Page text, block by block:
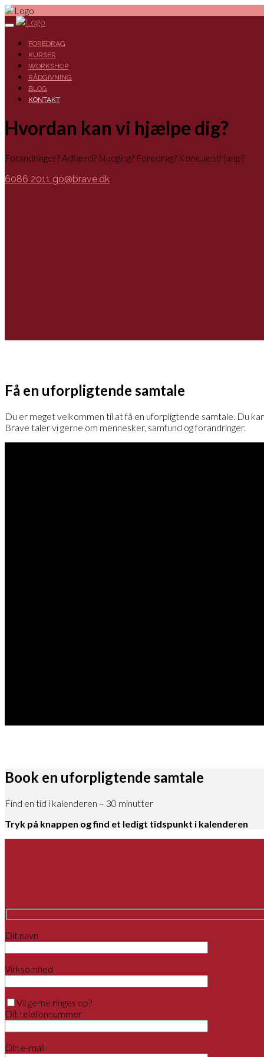
FOREDRAG
KURSER
WORKSHOP
RÅDGIVNING
BLOG
KONTAKT
Hvordan kan vi hjælpe dig?
Forandringer? Adfærd? Nudging? Foredrag? Konsulenthjælp?
6086 2011 go@brave.dk
Få en uforpligtende samtale
Du er meget velkommen til at få en uforpligtende samtale. Du
Brave taler vi gerne om mennesker, samfund og forandringer.
Book en uforpligtende samtale
Find en tid i kalenderen – 30 minutter
Tryk på knappen og find et ledigt tidspunkt i kalenderen
Dit navn
Virksomhed
Vil gerne ringes op?
Dit telefonnummer
Din e-mail